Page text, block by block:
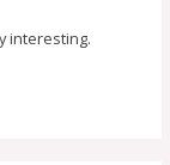
interesting.